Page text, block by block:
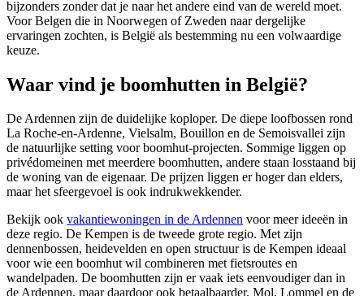
bijzonders zonder dat je naar het andere eind van de wereld moet.
Voor Belgen die in Noorwegen of Zweden naar dergelijke
ervaringen zochten, is België als bestemming nu een volwaardige
keuze.
Waar vind je boomhutten in België?
De Ardennen zijn de duidelijke koploper. De diepe loofbossen rond
La Roche-en-Ardenne, Vielsalm, Bouillon en de Semoisvallei zijn
de natuurlijke setting voor boomhut-projecten. Sommige liggen op
privédomeinen met meerdere boomhutten, andere staan losstaand bij
de woning van de eigenaar. De prijzen liggen er hoger dan elders,
maar het sfeergevoel is ook indrukwekkender.
Bekijk ook vakantiewoningen in de Ardennen voor meer ideeën in
deze regio. De Kempen is de tweede grote regio. Met zijn
dennenbossen, heidevelden en open structuur is de Kempen ideaal
voor wie een boomhut wil combineren met fietsroutes en
wandelpaden. De boomhutten zijn er vaak iets eenvoudiger dan in
de Ardennen, maar daardoor ook betaalbaarder. Mol, Lommel en de